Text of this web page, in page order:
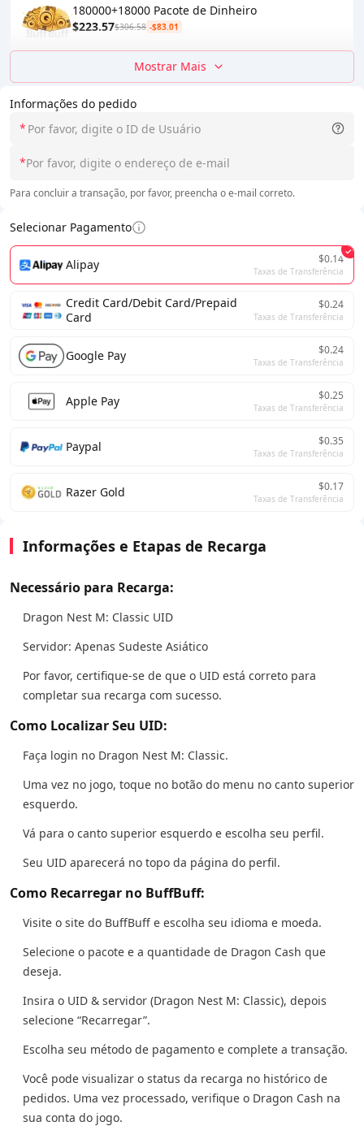
Informações do pedido
*
*
Para concluir a transação, por favor, preencha o e-mail correto.
Selecionar Pagamento
Alipay $0.14
Taxas de Transferência
Credit Card/Debit Card/Prepaid
Card
$0.24
Taxas de Transferência
Google Pay $0.24
Taxas de Transferência
Apple Pay $0.25
Taxas de Transferência
Paypal $0.35
Taxas de Transferência
Razer Gold $0.17
Taxas de Transferência
180000+18000 Pacote de Dinheiro
$223.57$306.58 -$83.01
Mostrar Mais
Informações e Etapas de Recarga
Necessário para Recarga:
Dragon Nest M: Classic UID
Servidor: Apenas Sudeste Asiático
Por favor, certifique-se de que o UID está correto para
completar sua recarga com sucesso.
Como Localizar Seu UID:
Faça login no Dragon Nest M: Classic.
Uma vez no jogo, toque no botão do menu no canto superior
esquerdo.
Vá para o canto superior esquerdo e escolha seu perfil.
Seu UID aparecerá no topo da página do perfil.
Como Recarregar no BuffBuff:
Visite o site do BuffBuff e escolha seu idioma e moeda.
Selecione o pacote e a quantidade de Dragon Cash que
deseja.
Insira o UID & servidor (Dragon Nest M: Classic), depois
selecione “Recarregar”.
Escolha seu método de pagamento e complete a transação.
Você pode visualizar o status da recarga no histórico de
pedidos. Uma vez processado, verifique o Dragon Cash na
sua conta do jogo.